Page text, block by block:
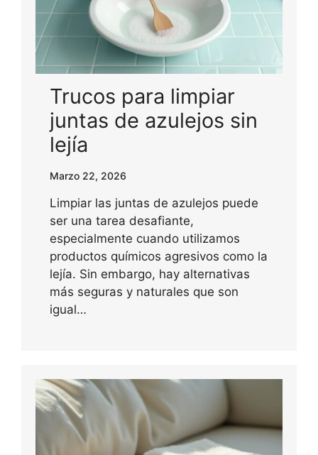
Trucos para limpiar
juntas de azulejos sin
lejía
Marzo 22, 2026
Limpiar las juntas de azulejos puede
ser una tarea desafiante,
especialmente cuando utilizamos
productos químicos agresivos como la
lejía. Sin embargo, hay alternativas
más seguras y naturales que son
igual…